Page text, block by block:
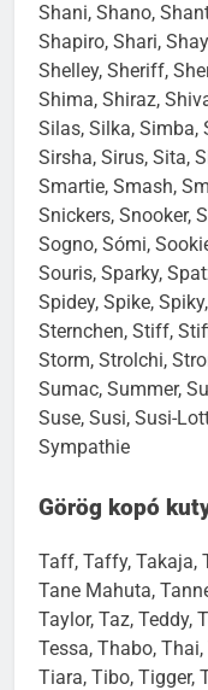
Shani, Shano,
Shapiro, Shari,
Shelley, Sheriff,
Shima, Shiraz,
Silas, Silka, Simba,
Sirsha, Sirus, Sita,
Smartie, Smash,
Snickers, Snooker,
Sogno, Sómi,
Souris, Sparky,
Spidey, Spike,
Sternchen, Stiff,
Storm, Strolchi,
Sumac, Summer,
Suse, Susi, Susi-
Sympathie
Görög kopó
Taff, Taffy, Takaja,
Tane Mahuta,
Taylor, Taz, Teddy,
Tessa, Thabo,
Tiara, Tibo, Tigger,